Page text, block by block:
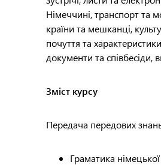
Німеччині, транспорт та
країни та мешканці,
почуття та
документи та співбесіди,
Зміст курсу
Передача передових
Граматика